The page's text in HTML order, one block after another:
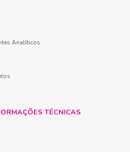
Analíticos
TÉCNICAS